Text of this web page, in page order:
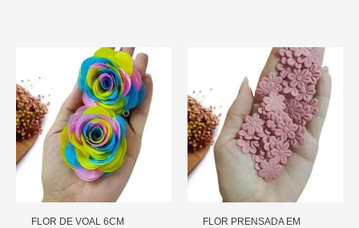
FLOR DE VOAL 6CM
FLOR PRENSADA EM